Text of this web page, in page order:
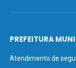
PREFEITURA
Atendimento de